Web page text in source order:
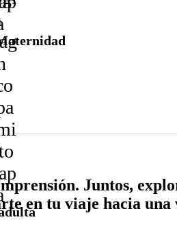
en:
emocional
personal
cognitiva
Juntos,
en tu viaje hacia una